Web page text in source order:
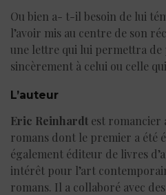
Ou bien a- t-il besoin de lui
l’avoir mis au centre de son
une lettre qui lui permettra de
sincèrement à celui ou celle qui
L’auteur
Eric Reinhardt est romancier
romans dont le premier a été
également éditeur de livres
intérêt pour l’art
romans. Il a collaboré avec